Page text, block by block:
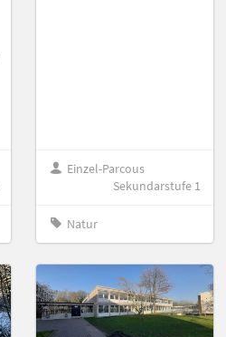
Einzel-Parcous
Sekundarstufe 1
Natur